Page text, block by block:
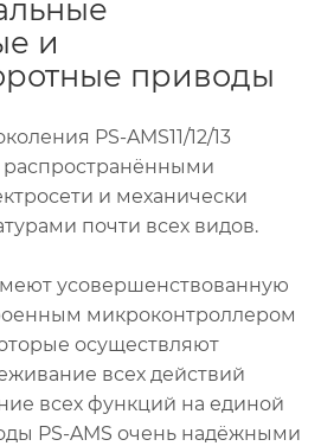
и
приводы
PS-AMS11/12/13
распространёнными
и механически
почти всех видов.
усовершенствованную
микроконтроллером
осуществляют
всех действий
всех функций на единой
PS-AMS очень надёжными